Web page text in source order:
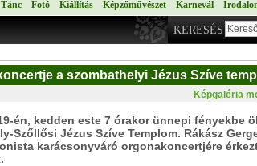
Tánc Fotó Kiállítás Képzőművészet Karnevál
KERESÉS
a szombathelyi Jézus Szíve
Képgaléria
én, kedden este 7 órakor ünnepi fényekbe
Szőllősi Jézus Szíve Templom. Rákász
karácsonyváró orgonakoncertjére